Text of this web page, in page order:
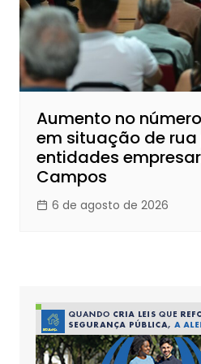
Aumento no
em situação de
entidades
Campos
6 de agosto de 2026